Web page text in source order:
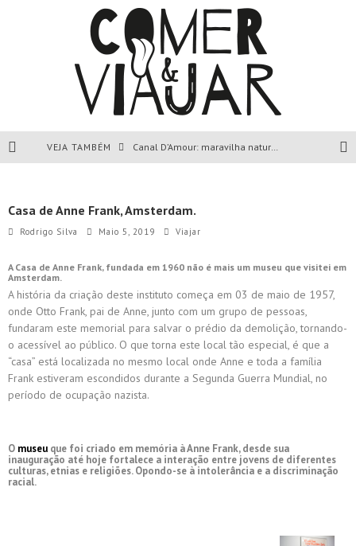
VEJA TAMBÉM Canal D’Amour: maravilha natural de Corfu, Grécia.
Paleokastritsa, Corfu, Grécia.
Casa de Anne Frank, Amsterdam.
Rodrigo Silva Maio 5, 2019 Viajar
A Casa de Anne Frank, fundada em 1960 não é mais um museu que visitei em
Amsterdam.
A história da criação deste instituto começa em 03 de maio de 1957,
onde Otto Frank, pai de Anne, junto com um grupo de pessoas,
fundaram este memorial para salvar o prédio da demolição, tornando-
o acessível ao público. O que torna este local tão especial, é que a
“casa” está localizada no mesmo local onde Anne e toda a família
Frank estiveram escondidos durante a Segunda Guerra Mundial, no
período de ocupação nazista.
O museu que foi criado em memória à Anne Frank, desde sua
inauguração até hoje fortalece a interação entre jovens de diferentes
culturas, etnias e religiões. Opondo-se à intolerância e a discriminação
racial.